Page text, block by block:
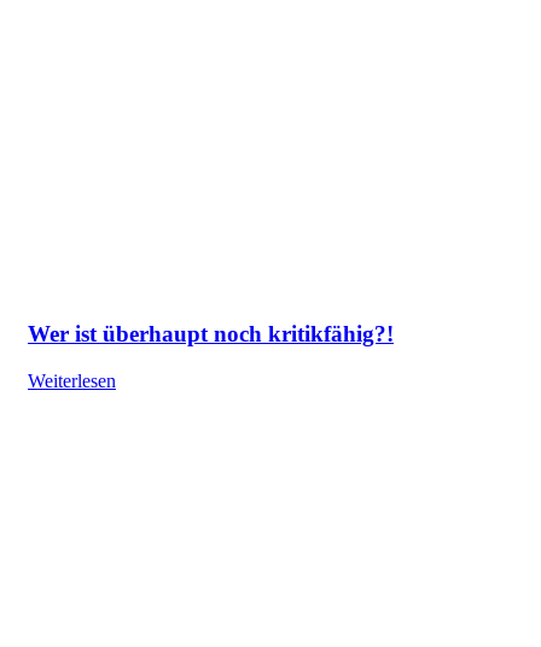
Wer ist überhaupt noch kritikfähig?!
Weiterlesen